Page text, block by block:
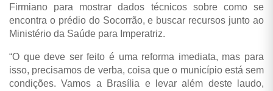
Firmiano para mostrar dados técnicos sobre como se
encontra o prédio do Socorrão, e buscar recursos junto ao
Ministério da Saúde para Imperatriz.
“O que deve ser feito é uma reforma imediata, mas para
isso, precisamos de verba, coisa que o município está sem
condições. Vamos a Brasília e levar além deste laudo,